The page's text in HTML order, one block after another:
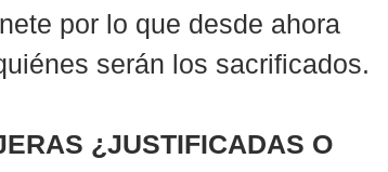
por lo que desde ahora
serán los sacrificados.
¿JUSTIFICADAS O